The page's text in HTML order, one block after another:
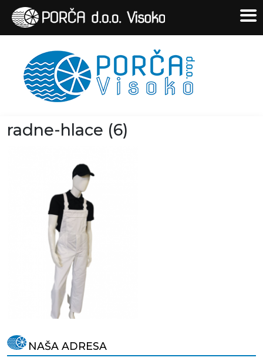
radne-hlace (6)
NAŠA ADRESA